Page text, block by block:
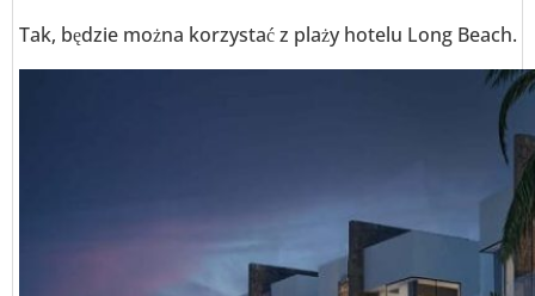
Tak, będzie można korzystać z plaży hotelu Long Beach.